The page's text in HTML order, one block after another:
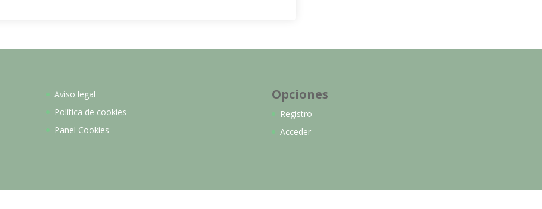
Aviso legal
Política de cookies
Panel Cookies
Opciones
Registro
Acceder